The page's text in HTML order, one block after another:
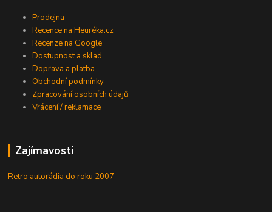
Prodejna
Recence na Heuréka.cz
Recenze na Google
Dostupnost a sklad
Doprava a platba
Obchodní podmínky
Zpracování osobních údajů
Vrácení / reklamace
Zajímavosti
Retro autorádia do roku 2007